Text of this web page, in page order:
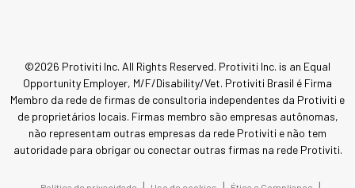
©2026 Protiviti Inc. All Rights Reserved. Protiviti Inc. is an Equal
Opportunity Employer, M/F/Disability/Vet. Protiviti Brasil é Firma
Membro da rede de firmas de consultoria independentes da Protiviti e
de proprietários locais. Firmas membro são empresas autônomas,
não representam outras empresas da rede Protiviti e não tem
autoridade para obrigar ou conectar outras firmas na rede Protiviti.